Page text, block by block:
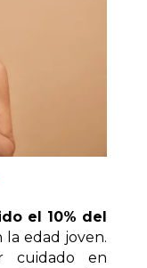
el 10% del
edad joven.
cuidado en